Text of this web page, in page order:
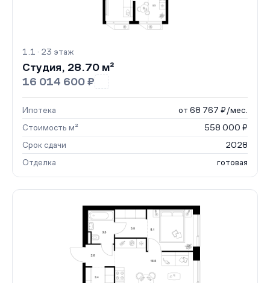
1.1 · 23 этаж
Студия, 28.70 м²
16 014 600 ₽
Ипотека
от 68 767 ₽/мес.
Стоимость м²
558 000 ₽
Срок сдачи
2028
Отделка
готовая